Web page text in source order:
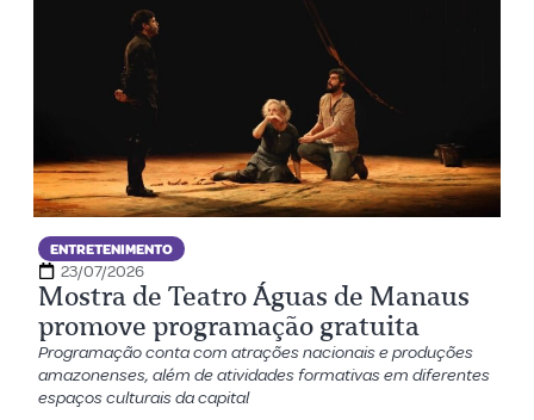
ENTRETENIMENTO
23/07/2026
Mostra de Teatro Águas de Manaus
promove programação gratuita
Programação conta com atrações nacionais e produções
amazonenses, além de atividades formativas em diferentes
espaços culturais da capital